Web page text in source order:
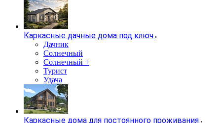
Каркасные дачные дома под ключ
Дачник
Солнечный
Солнечный +
Турист
Удача
Каркасные дома для постоянного проживания